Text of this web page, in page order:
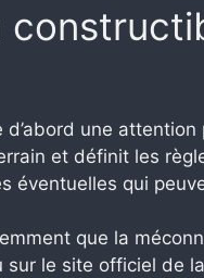
d’abord une
et définit les
éventuelles qui
que la
le site officiel de